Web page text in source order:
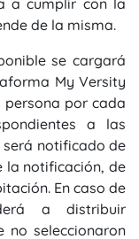
a cumplir con la
de la misma.
se cargará
My Versity
persona por cada
a las
será notificado de
la notificación, de
En caso de
a distribuir
no seleccionaron